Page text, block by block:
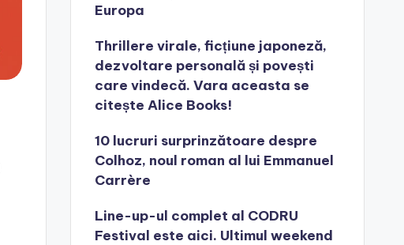
Europa
Thrillere virale, ficțiune japoneză,
dezvoltare personală și povești
care vindecă. Vara aceasta se
citește Alice Books!
10 lucruri surprinzătoare despre
Colhoz, noul roman al lui Emmanuel
Carrère
Line-up-ul complet al CODRU
Festival este aici. Ultimul weekend